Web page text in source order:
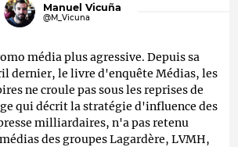
Manuel Vicuña
@M_Vicuna
média plus agressive. Depuis sa
dernier, le livre d'enquête Médias, les
ne croule pas sous les reprises de
qui décrit la stratégie d'influence des
milliardaires, n'a pas retenu
des groupes Lagardère, LVMH,